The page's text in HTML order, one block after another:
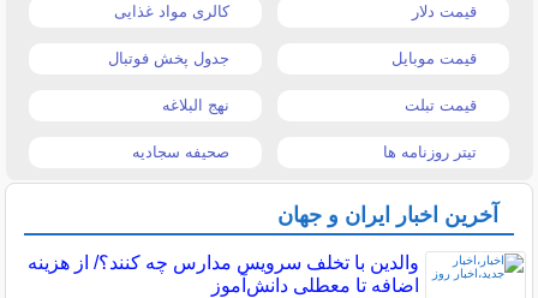
قیمت دلار کالری مواد غذایی
قیمت موبایل جدول پخش فوتبال
قیمت تبلت نهج البلاغه
تیتر روزنامه ها صحیفه سجادیه
آخرین اخبار ایران و جهان
والدین با تخلف سرویس مدارس چه کنند؟/ از هزینه
اضافه تا معطلی دانش‌آموز